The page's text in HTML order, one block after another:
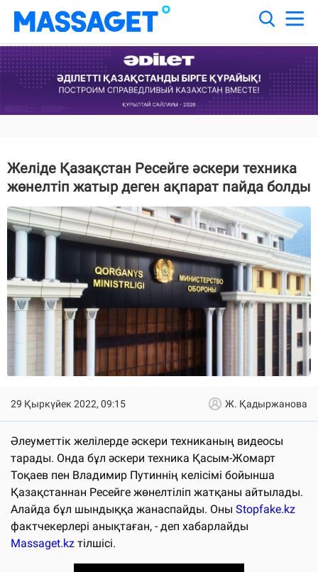
Желіде Қазақстан Ресейге әскери техника
жөнелтіп жатыр деген ақпарат пайда болды
29 Қыркүйек 2022, 09:15 Ж. Қадыржанова
Әлеуметтік желілерде әскери техниканың видеосы
тарады. Онда бұл әскери техника Қасым-Жомарт
Тоқаев пен Владимир Путиннің келісімі бойынша
Қазақстаннан Ресейге жөнелтіліп жатқаны айтылады.
Алайда бұл шындыққа жанаспайды. Оны Stopfake.kz
фактчекерлері анықтаған, - деп хабарлайды
Massaget.kz тілшісі.